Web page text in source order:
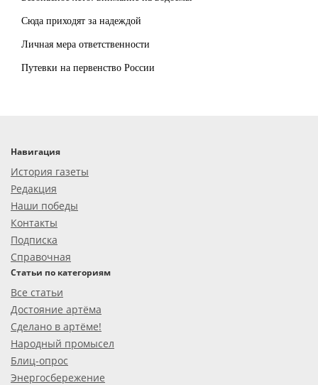
Сюда приходят за надеждой
Личная мера ответственности
Путевки на первенство России
Навигация
История газеты
Редакция
Наши победы
Контакты
Подписка
Справочная
Статьи по категориям
Все статьи
Достояние артёма
Сделано в артёме!
Народный промысел
Блиц-опрос
Энергосбережение